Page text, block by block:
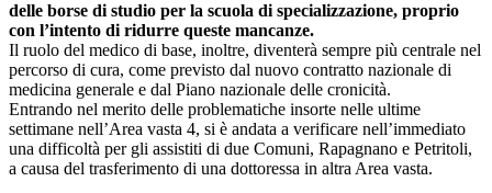
delle borse di studio per la scuola di specializzazione, proprio
con l’intento di ridurre queste mancanze.
Il ruolo del medico di base, inoltre, diventerà sempre più centrale nel
percorso di cura, come previsto dal nuovo contratto nazionale di
medicina generale e dal Piano nazionale delle cronicità.
Entrando nel merito delle problematiche insorte nelle ultime
settimane nell’Area vasta 4, si è andata a verificare nell’immediato
una difficoltà per gli assistiti di due Comuni, Rapagnano e Petritoli,
a causa del trasferimento di una dottoressa in altra Area vasta.